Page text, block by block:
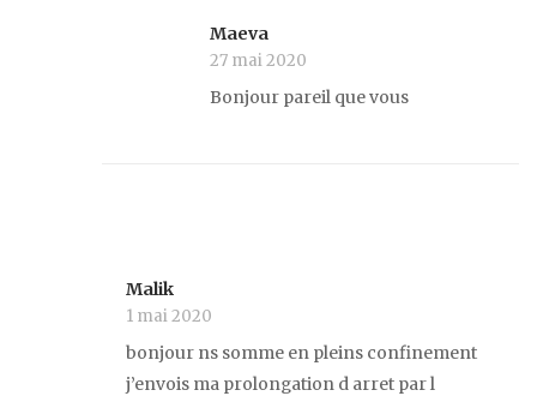
Maeva
27 mai 2020
Bonjour pareil que vous
Malik
1 mai 2020
bonjour ns somme en pleins confinement
j’envois ma prolongation d arret par l